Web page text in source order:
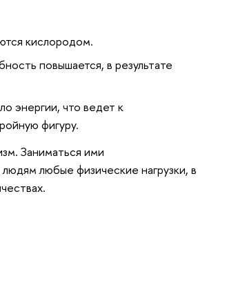
кислородом.
повышается, в результате
энергии, что ведет к
фигуру.
Заниматься ими
любые физические нагрузки, в